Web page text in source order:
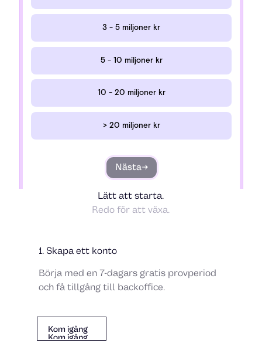
Lätt att starta.
Redo för att växa.
1. Skapa ett konto
Börja med en 7-dagars gratis provperiod
och få tillgång till backoffice.
Kom igång
Kom igång
Kom igång